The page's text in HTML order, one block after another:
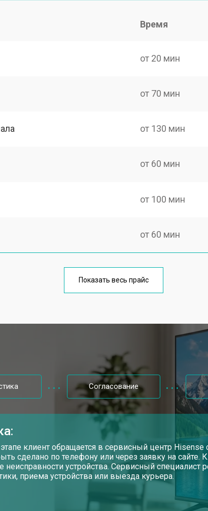
Время
от 20 мин
от 70 мин
от 130 мин
от 60 мин
от 100 мин
от 60 мин
от 90 мин
от 80 мин
от 50 мин
от 80 мин
от 70 мин
от 60 мин
Показать весь прайс
Согласование
клиент обращается в сервисный центр Hisense
сделано по телефону или через заявку на
неисправности устройства. Сервисный специалист
приема устройства или выезда курьера.